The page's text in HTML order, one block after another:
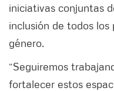
iniciativas conjuntas
inclusión de todos
género.
“Seguiremos
fortalecer estos